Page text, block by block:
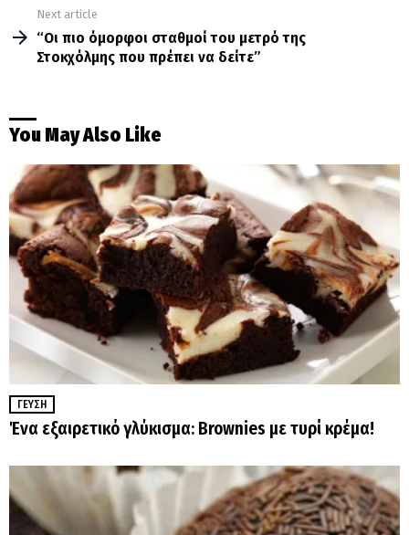
Next article
“Οι πιο όμορφοι σταθμοί του μετρό της
Στοκχόλμης που πρέπει να δείτε”
You May Also Like
ΓΕΎΣΗ
Ένα εξαιρετικό γλύκισμα: Brownies με τυρί κρέμα!